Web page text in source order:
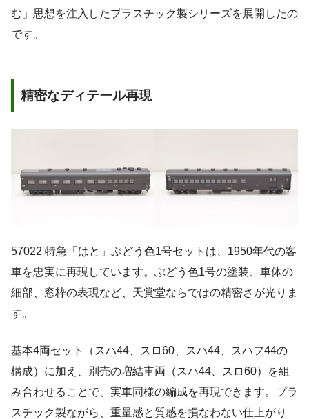
む」思想を注入したプラスチック製シリーズを展開したの
です。
精密なディテール再現
57022 特急「はと」ぶどう色1号セットは、1950年代の客
車を忠実に再現しています。ぶどう色1号の塗装、車体の
細部、窓枠の表現など、天賞堂ならではの精密さが光りま
す。
基本4両セット（スハ44、スロ60、スハ44、スハフ44の
構成）に加え、別売の増結車両（スハ44、スロ60）を組
み合わせることで、実車同様の編成を再現できます。プラ
スチック製ながら、重量感と質感を損なわない仕上がり